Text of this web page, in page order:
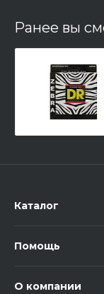
Ранее вы
Каталог
Помощь
О компании